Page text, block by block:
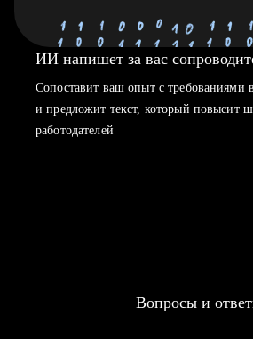
ИИ напишет за вас
Сопоставит ваш опыт с требованиями
и предложит текст, который повысит
работодателей
Вопросы и